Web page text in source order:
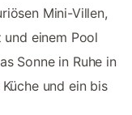
Mini-Villen,
einem Pool
Sonne in Ruhe in
und ein bis